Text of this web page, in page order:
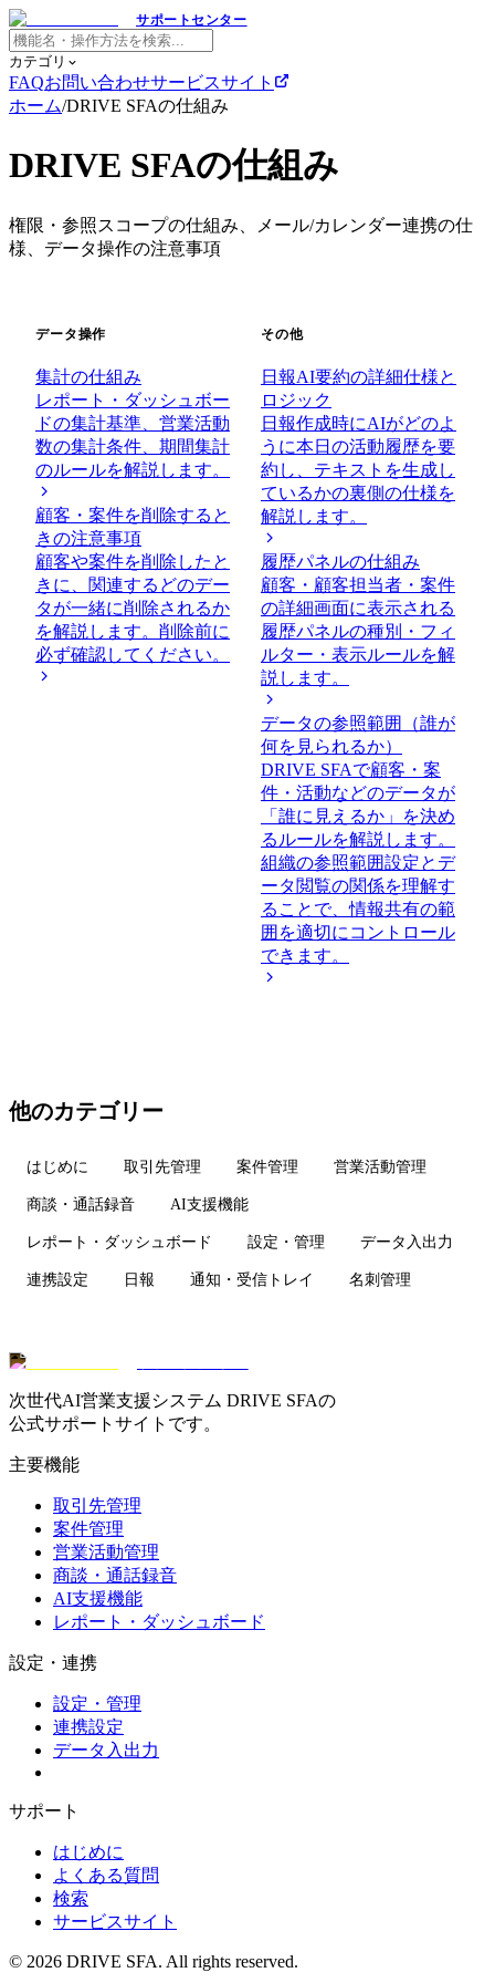
サポートセンター
カテゴリ
FAQお問い合わせサービスサイト
ホーム/DRIVE SFAの仕組み
DRIVE SFAの仕組み
権限・参照スコープの仕組み、メール/カレンダー連携の仕
様、データ操作の注意事項
データ操作
集計の仕組み
レポート・ダッシュボー
ドの集計基準、営業活動
数の集計条件、期間集計
のルールを解説します。
顧客・案件を削除すると
きの注意事項
顧客や案件を削除したと
きに、関連するどのデー
タが一緒に削除されるか
を解説します。削除前に
必ず確認してください。
その他
日報AI要約の詳細仕様と
ロジック
日報作成時にAIがどのよ
うに本日の活動履歴を要
約し、テキストを生成し
ているかの裏側の仕様を
解説します。
履歴パネルの仕組み
顧客・顧客担当者・案件
の詳細画面に表示される
履歴パネルの種別・フィ
ルター・表示ルールを解
説します。
データの参照範囲（誰が
何を見られるか）
DRIVE SFAで顧客・案
件・活動などのデータが
「誰に見えるか」を決め
るルールを解説します。
組織の参照範囲設定とデ
ータ閲覧の関係を理解す
ることで、情報共有の範
囲を適切にコントロール
できます。
他のカテゴリー
はじめに 取引先管理 案件管理 営業活動管理
商談・通話録音 AI支援機能
レポート・ダッシュボード 設定・管理 データ入出力
連携設定 日報 通知・受信トレイ 名刺管理
次世代AI営業支援システム DRIVE SFAの
公式サポートサイトです。
主要機能
取引先管理
案件管理
営業活動管理
商談・通話録音
AI支援機能
レポート・ダッシュボード
設定・連携
設定・管理
連携設定
データ入出力
サポート
はじめに
よくある質問
検索
サービスサイト
© 2026 DRIVE SFA. All rights reserved.